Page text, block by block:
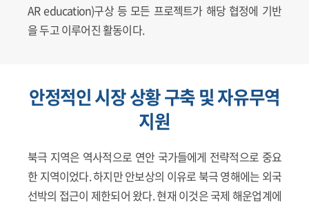
AR education)구상 등 모든 프로젝트가 해당 협정에 기반
을 두고 이루어진 활동이다.
안정적인 시장 상황 구축 및 자유무역
지원
북극 지역은 역사적으로 연안 국가들에게 전략적으로 중요
한 지역이었다. 하지만 안보상의 이유로 북극 영해에는 외국
선박의 접근이 제한되어 왔다. 현재 이것은 국제 해운업계에